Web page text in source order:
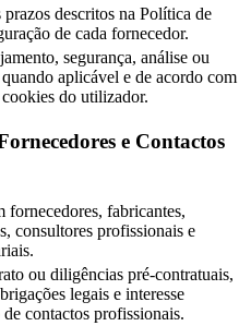
descritos na Política de
de cada fornecedor.
segurança, análise ou
aplicável e de acordo com
do utilizador.
e Contactos
fornecedores, fabricantes,
consultores profissionais e
ou diligências pré-contratuais,
legais e interesse
contactos profissionais.